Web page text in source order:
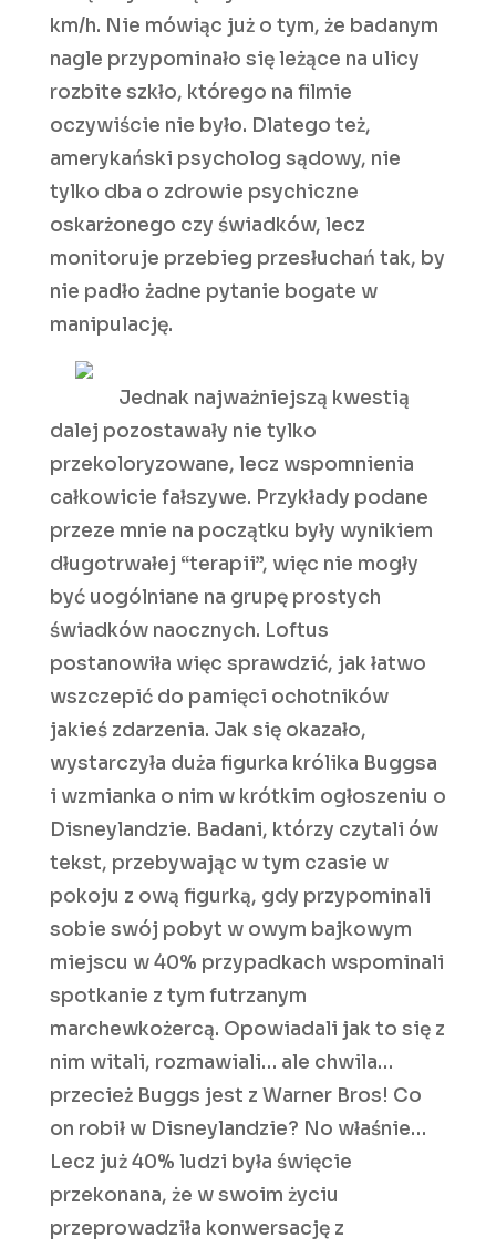
km/h. Nie mówiąc już o tym, że badanym
nagle przypominało się leżące na ulicy
rozbite szkło, którego na filmie
oczywiście nie było. Dlatego też,
amerykański psycholog sądowy, nie
tylko dba o zdrowie psychiczne
oskarżonego czy świadków, lecz
monitoruje przebieg przesłuchań tak, by
nie padło żadne pytanie bogate w
manipulację.
Jednak najważniejszą kwestią
dalej pozostawały nie tylko
przekoloryzowane, lecz wspomnienia
całkowicie fałszywe. Przykłady podane
przeze mnie na początku były wynikiem
długotrwałej “terapii”, więc nie mogły
być uogólniane na grupę prostych
świadków naocznych. Loftus
postanowiła więc sprawdzić, jak łatwo
wszczepić do pamięci ochotników
jakieś zdarzenia. Jak się okazało,
wystarczyła duża figurka królika Buggsa
i wzmianka o nim w krótkim ogłoszeniu o
Disneylandzie. Badani, którzy czytali ów
tekst, przebywając w tym czasie w
pokoju z ową figurką, gdy przypominali
sobie swój pobyt w owym bajkowym
miejscu w 40% przypadkach wspominali
spotkanie z tym futrzanym
marchewkożercą. Opowiadali jak to się z
nim witali, rozmawiali… ale chwila…
przecież Buggs jest z Warner Bros! Co
on robił w Disneylandzie? No właśnie…
Lecz już 40% ludzi była święcie
przekonana, że w swoim życiu
przeprowadziła konwersację z